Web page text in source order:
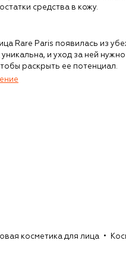
средства в кожу.
Rare Paris появилась из
и уход за ней нужно
раскрыть ее потенциал.
антиоксидантную защиту.
косметика для лица